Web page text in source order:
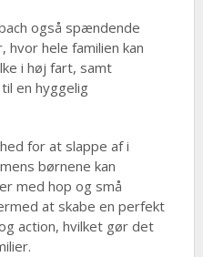
også spændende
hele familien kan
i høj fart, samt
en hyggelig
for at slappe af i
børnene kan
med hop og små
at skabe en perfekt
action, hvilket gør det